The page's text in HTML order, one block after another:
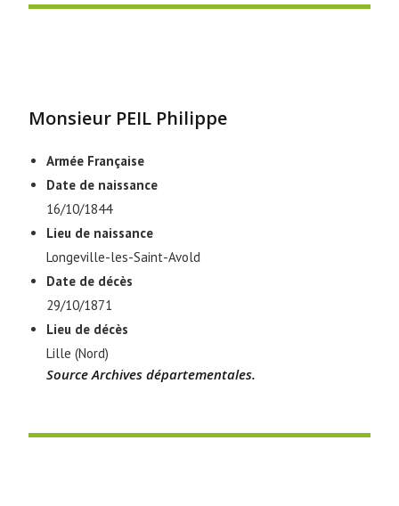
Monsieur PEIL Philippe
Armée Française
Date de naissance
16/10/1844
Lieu de naissance
Longeville-les-Saint-Avold
Date de décès
29/10/1871
Lieu de décès
Lille (Nord)
Source Archives départementales.